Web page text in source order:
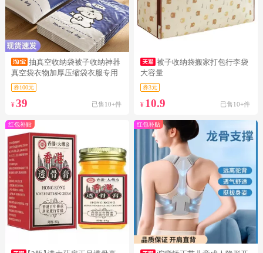
抽真空收纳袋被子收纳神器
真空袋衣物加厚压缩袋衣服专用
家用
券100元
¥ 39 已售10+件
被子收纳袋搬家打包行李袋
大容量
券3元
¥ 10.9 已售10+件
红包补贴 红包补贴